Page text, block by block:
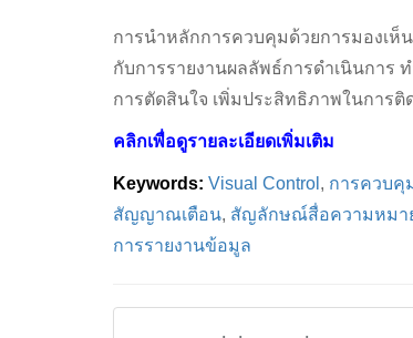
การนำหลักการควบคุมด้วยการมองเห็
กับการรายงานผลลัพธ์การดำเนินการ
การตัดสินใจ เพิ่มประสิทธิภาพในการติ
คลิกเพื่อดูรายละเอียดเพิ่มเติม
Keywords: Visual Control , การควบคุ
สัญญาณเตือน, สัญลักษณ์สื่อความหมา
การรายงานข้อมูล